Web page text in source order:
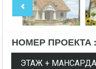
НОМЕР ПРОЕКТА
ЭТАЖ + МАНСАРДА